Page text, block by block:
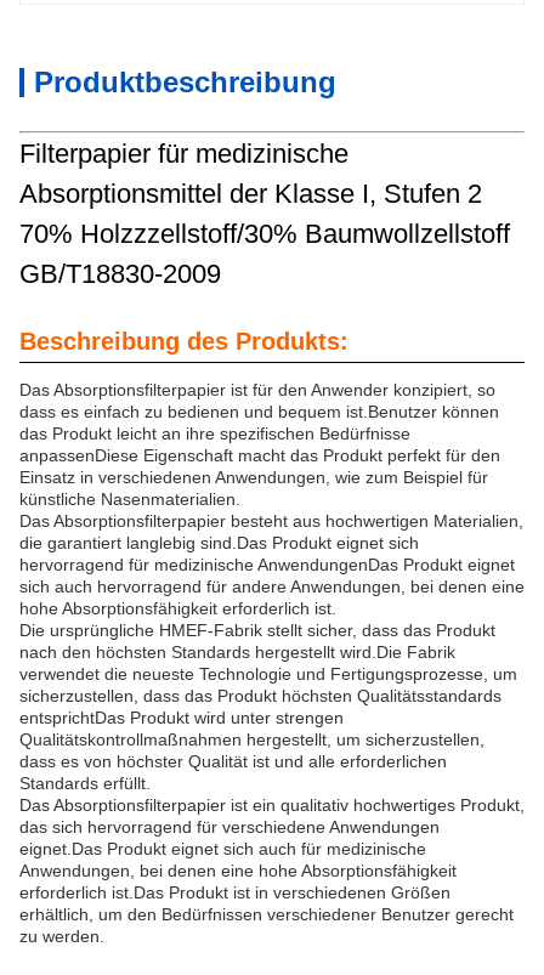
Produktbeschreibung
Filterpapier für medizinische
Absorptionsmittel der Klasse I, Stufen 2
70% Holzzzellstoff/30% Baumwollzellstoff
GB/T18830-2009
Beschreibung des Produkts:
Das Absorptionsfilterpapier ist für den Anwender konzipiert, so
dass es einfach zu bedienen und bequem ist.Benutzer können
das Produkt leicht an ihre spezifischen Bedürfnisse
anpassenDiese Eigenschaft macht das Produkt perfekt für den
Einsatz in verschiedenen Anwendungen, wie zum Beispiel für
künstliche Nasenmaterialien.
Das Absorptionsfilterpapier besteht aus hochwertigen Materialien,
die garantiert langlebig sind.Das Produkt eignet sich
hervorragend für medizinische AnwendungenDas Produkt eignet
sich auch hervorragend für andere Anwendungen, bei denen eine
hohe Absorptionsfähigkeit erforderlich ist.
Die ursprüngliche HMEF-Fabrik stellt sicher, dass das Produkt
nach den höchsten Standards hergestellt wird.Die Fabrik
verwendet die neueste Technologie und Fertigungsprozesse, um
sicherzustellen, dass das Produkt höchsten Qualitätsstandards
entsprichtDas Produkt wird unter strengen
Qualitätskontrollmaßnahmen hergestellt, um sicherzustellen,
dass es von höchster Qualität ist und alle erforderlichen
Standards erfüllt.
Das Absorptionsfilterpapier ist ein qualitativ hochwertiges Produkt,
das sich hervorragend für verschiedene Anwendungen
eignet.Das Produkt eignet sich auch für medizinische
Anwendungen, bei denen eine hohe Absorptionsfähigkeit
erforderlich ist.Das Produkt ist in verschiedenen Größen
erhältlich, um den Bedürfnissen verschiedener Benutzer gerecht
zu werden.